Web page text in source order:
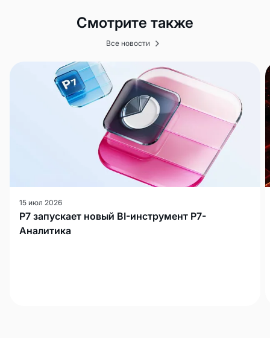
Смотрите также
Все новости
15 июл 2026
Р7 запускает новый BI-инструмент Р7-
Аналитика